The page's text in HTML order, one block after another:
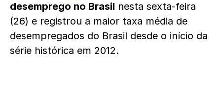
desemprego no Brasil nesta sexta-feira
(26) e registrou a maior taxa média de
desempregados do Brasil desde o início da
série histórica em 2012.